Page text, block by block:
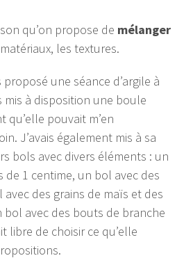
qu’on propose de mélanger
les textures.
proposé une séance d’argile à
mis à disposition une boule
qu’elle pouvait m’en
J’avais également mis à sa
bols avec divers éléments : un
de 1 centime, un bol avec des
avec des grains de maïs et des
bol avec des bouts de branche
libre de choisir ce qu’elle